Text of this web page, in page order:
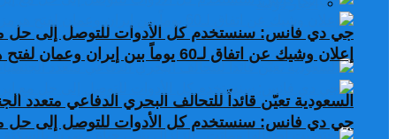
جي دي فانس: سنستخدم كل الأدوات للتوصل إلى حل
السعودية تعيّن قائداً للتحالف البحري الدفاعي متعدد
إعلان وشيك عن اتفاق لـ60 يوماً بين إيران وعمان لفتح هرمز
جي دي فانس: سنستخدم كل الأدوات للتوصل إلى حل